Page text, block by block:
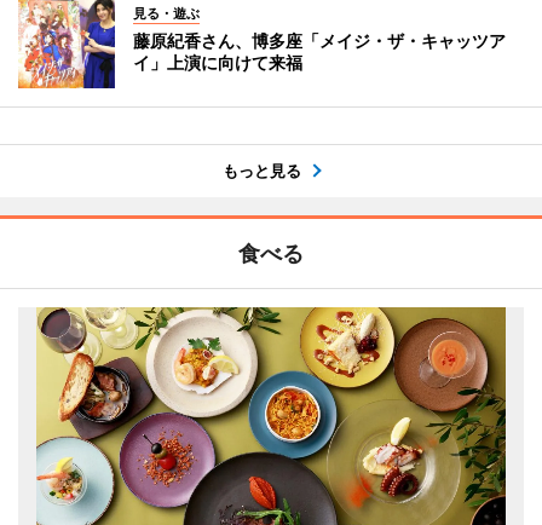
見る・遊ぶ
藤原紀香さん、博多座「メイジ・ザ・キャッツア
イ」上演に向けて来福
もっと見る
食べる